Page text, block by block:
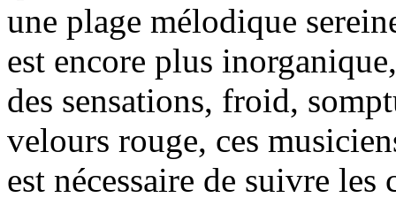
une plage mélodique
est encore plus
des sensations, froid,
velours rouge, ces
est nécessaire de suivre les